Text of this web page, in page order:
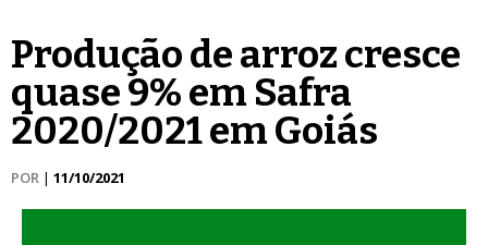
Produção de arroz cresce
quase 9% em Safra
2020/2021 em Goiás
POR | 11/10/2021